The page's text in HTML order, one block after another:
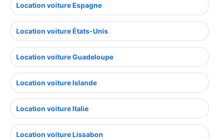
Location voiture Espagne
Location voiture États-Unis
Location voiture Guadeloupe
Location voiture Islande
Location voiture Italie
Location voiture Lissabon